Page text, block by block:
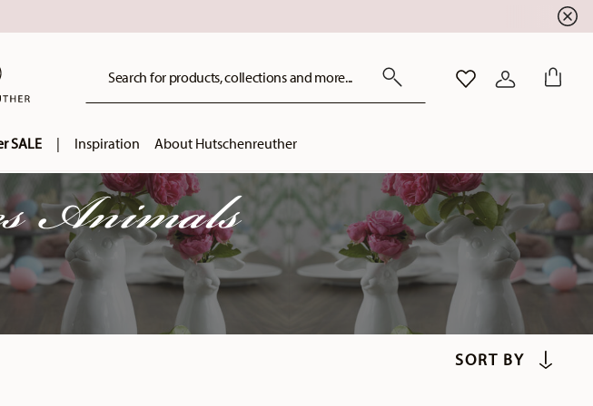
Search for products, collections and more... WISHLISTLOGIN
SALE | Inspiration About Hutschenreuther
Animals